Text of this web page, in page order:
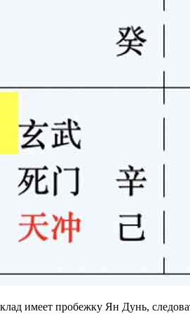
имеет пробежку Ян Дунь,